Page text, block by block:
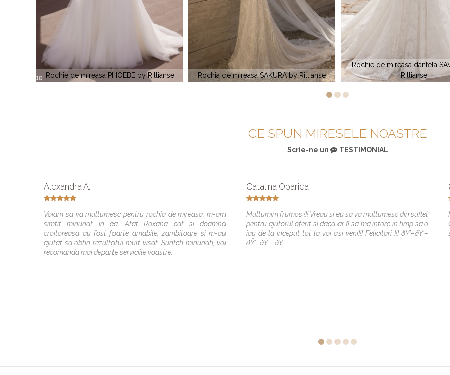
Rochia de mireasa SAKURA by Rillianse
Rochie de mireasa dantela SAVANA by
Rillianse
Rochia de mireasa MERYEM by
CE SPUN MIRESELE NOASTRE
Scrie-ne un TESTIMONIAL
Alexandra A.
Voiam sa va multumesc pentru rochia de mireasa, m-am
simtit minunat in ea. Atat Roxana cat si doamna
croitoreasa au fost foarte amabile, zambitoare si m-au
ajutat sa obtin rezultatul mult visat. Sunteti minunati, voi
recomanda mai departe serviciile voastre.
Catalina Oparica
Multumim frumos !!! Vreau si eu sa va multumesc din suflet
pentru ajutorul oferit si daca ar fi sa ma intorc in timp sa o
iau de la inceput tot la voi asi veni!!! Felicitari !!! ðŸ’–ðŸ’–
ðŸ’–ðŸ’– ðŸ’–